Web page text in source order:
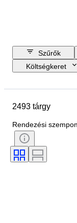
Szűrők
Költségkeret
Anyag
Finomság
Ruházat mérete
Ráírt méret
2493 tárgy
Rendezési